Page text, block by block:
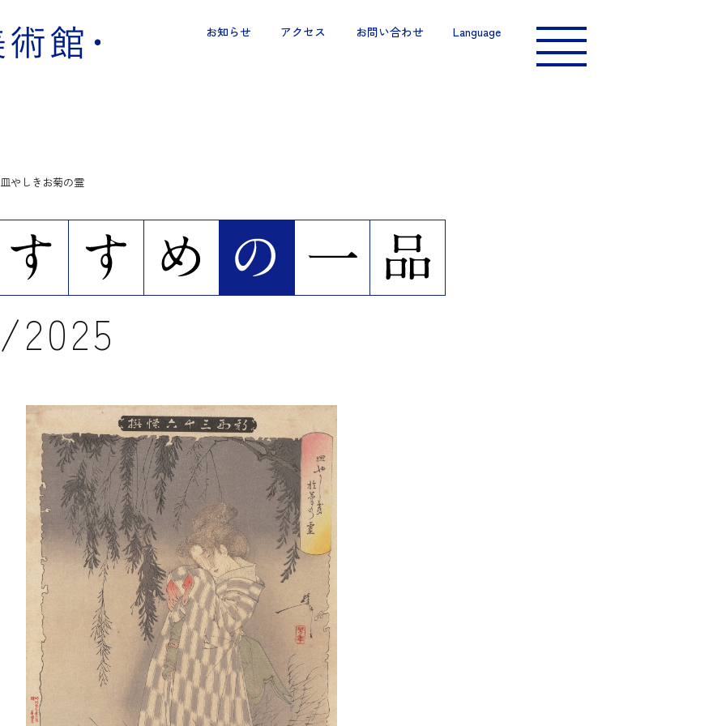
お知らせ アクセス お問い合わせ Language
やしきお菊の霊
2025